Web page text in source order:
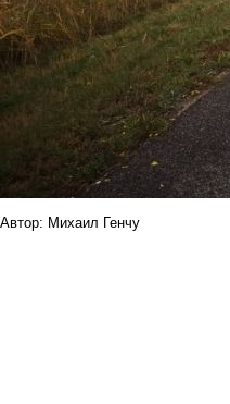
Автор: Михаил Генчу